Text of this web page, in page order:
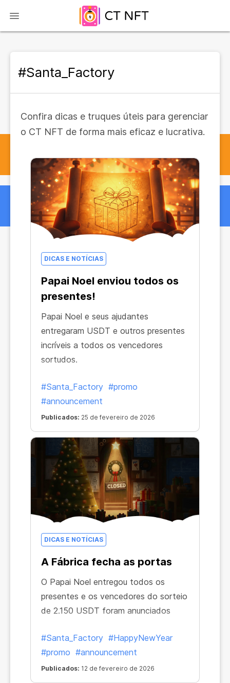
#Santa_Factory
Confira dicas e truques úteis para gerenciar
o CT NFT de forma mais eficaz e lucrativa.
DICAS E NOTÍCIAS
Papai Noel enviou todos os
presentes!
Papai Noel e seus ajudantes
entregaram USDT e outros presentes
incríveis a todos os vencedores
sortudos.
#Santa_Factory #promo
#announcement
Publicados: 25 de fevereiro de 2026
DICAS E NOTÍCIAS
A Fábrica fecha as portas
O Papai Noel entregou todos os
presentes e os vencedores do sorteio
de 2.150 USDT foram anunciados
#Santa_Factory #HappyNewYear
#promo #announcement
Publicados: 12 de fevereiro de 2026